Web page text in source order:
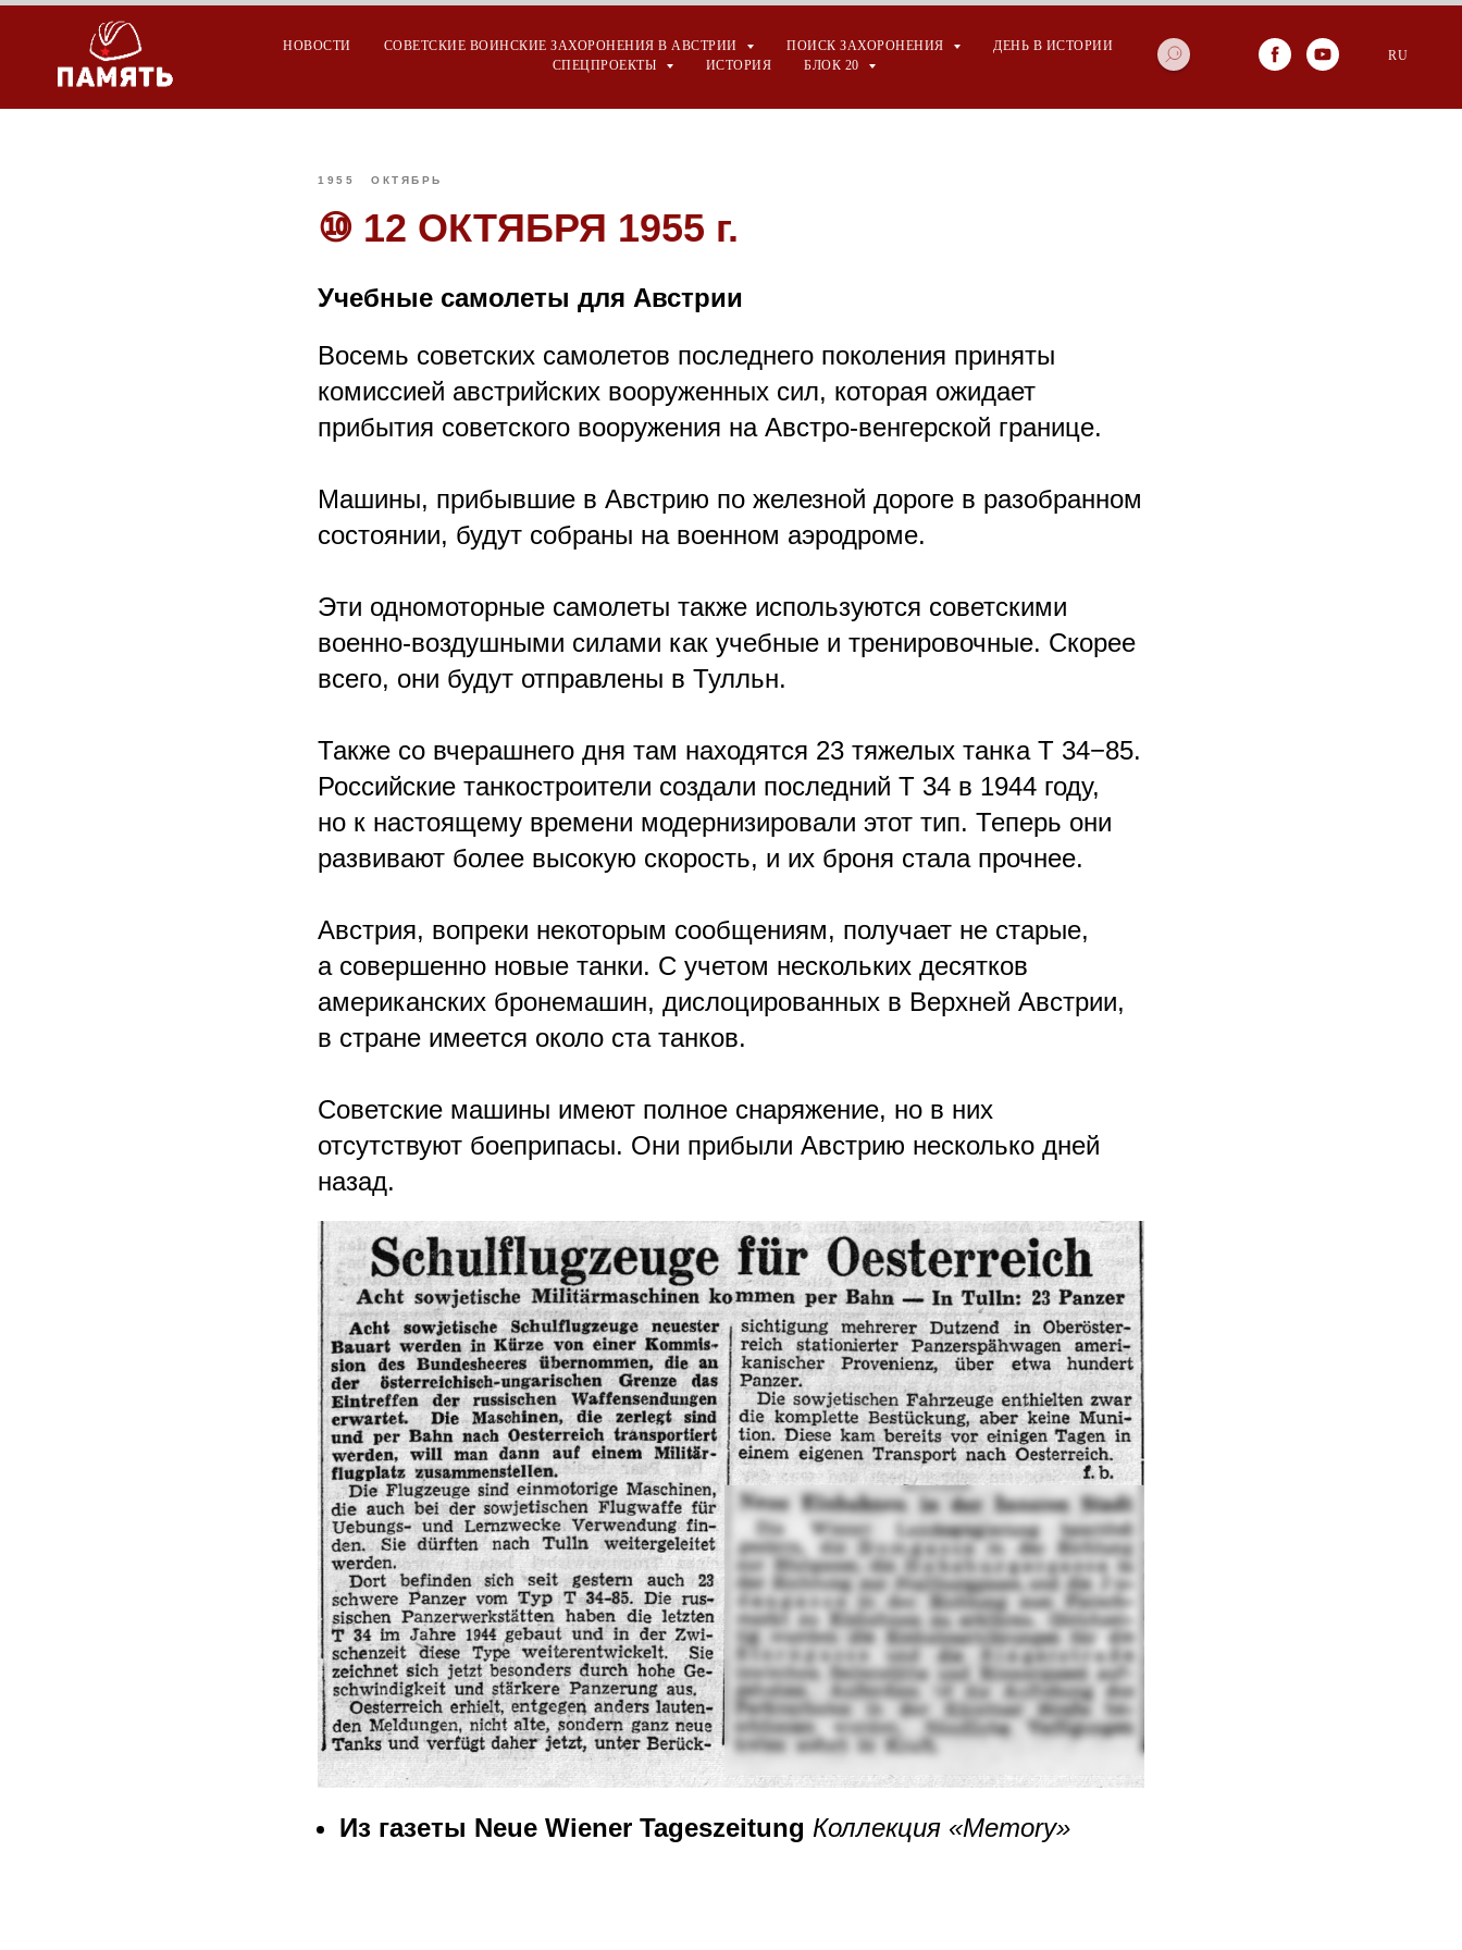
НОВОСТИ СОВЕТСКИЕ ВОИНСКИЕ ЗАХОРОНЕНИЯ В АВСТРИИ ПОИСК ЗАХОРОНЕНИЯ
ДЕНЬ В ИСТОРИИ
СПЕЦПРОЕКТЫ
ИСТОРИЯ БЛОК 20
RU
1955 ОКТЯБРЬ
⑩ 12 ОКТЯБРЯ 1955 г.
Учебные самолеты для Австрии
Восемь советских самолетов последнего поколения приняты
комиссией австрийских вооруженных сил, которая ожидает
прибытия советского вооружения на Австро-венгерской границе.
Машины, прибывшие в Австрию по железной дороге в разобранном
состоянии, будут собраны на военном аэродроме.
Эти одномоторные самолеты также используются советскими
военно-воздушными силами как учебные и тренировочные. Скорее
всего, они будут отправлены в Тулльн.
Также со вчерашнего дня там находятся 23 тяжелых танка Т 34−85.
Российские танкостроители создали последний T 34 в 1944 году,
но к настоящему времени модернизировали этот тип. Теперь они
развивают более высокую скорость, и их броня стала прочнее.
Австрия, вопреки некоторым сообщениям, получает не старые,
а совершенно новые танки. C учетом нескольких десятков
американских бронемашин, дислоцированных в Верхней Австрии,
в стране имеется около ста танков.
Советские машины имеют полное снаряжение, но в них
отсутствуют боеприпасы. Они прибыли Австрию несколько дней
назад.
Из газеты Neue Wiener Tageszeitung Коллекция «Memory»